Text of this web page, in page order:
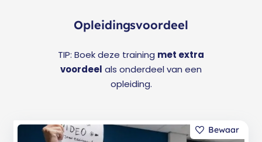
Opleidingsvoordeel
TIP: Boek deze training met extra
voordeel als onderdeel van een
opleiding.